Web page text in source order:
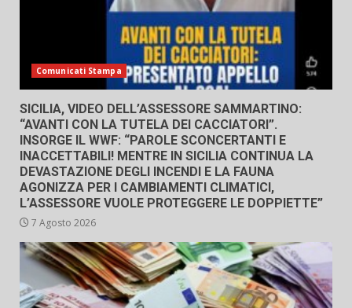
Comunicati Stampa
SICILIA, VIDEO DELL’ASSESSORE SAMMARTINO:
“AVANTI CON LA TUTELA DEI CACCIATORI”.
INSORGE IL WWF: “PAROLE SCONCERTANTI E
INACCETTABILI! MENTRE IN SICILIA CONTINUA LA
DEVASTAZIONE DEGLI INCENDI E LA FAUNA
AGONIZZA PER I CAMBIAMENTI CLIMATICI,
L’ASSESSORE VUOLE PROTEGGERE LE DOPPIETTE”
7 Agosto 2026